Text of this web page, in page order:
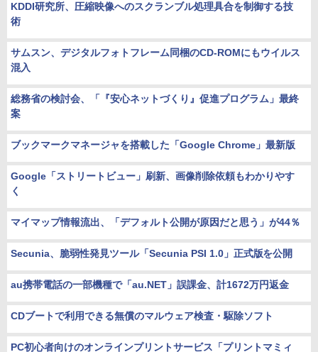
KDDI研究所、圧縮映像へのスクランブル処理具合を制御する技
術
サムスン、デジタルフォトフレーム同梱のCD-ROMにもウイルス
混入
総務省の検討会、「『安心ネットづくり』促進プログラム」最終
案
ブックマークマネージャを搭載した「Google Chrome」最新版
Google「ストリートビュー」刷新、画像削除依頼もわかりやす
く
マイマップ情報流出、「デフォルト公開が原因だと思う」が44％
Secunia、脆弱性発見ツール「Secunia PSI 1.0」正式版を公開
au携帯電話の一部機種で「au.NET」誤課金、計1672万円返金
CDブートで利用できる無償のマルウェア検査・駆除ソフト
PC初心者向けのオンラインプリントサービス「プリントマミィ